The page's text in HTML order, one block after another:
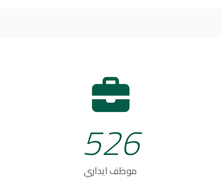
موظف ايداري
526